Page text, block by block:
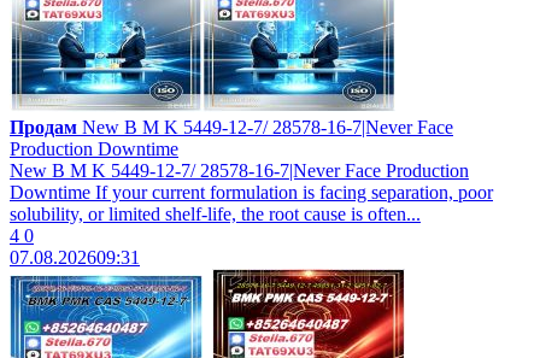
Продам New B M K 5449-12-7/ 28578-16-7|Never Face
Production Downtime
New B M K 5449-12-7/ 28578-16-7|Never Face Production
Downtime If your current formulation is facing separation, poor
solubility, or limited shelf-life, the root cause is often...
4 0
07.08.202609:31